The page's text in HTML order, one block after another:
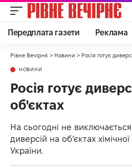
Передплата газети Реклама
Рівне Вечірнє > Новини > Росія готує
НОВИНИ
Росія готує
об'єктах
На сьогодні не виключається
диверсій на обʼєктах
України.